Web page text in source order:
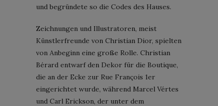
und begründete so die Codes des Hauses.
Zeichnungen und Illustratoren, meist
Künstlerfreunde von Christian Dior, spielten
von Anbeginn eine große Rolle. Christian
Bérard entwarf den Dekor für die Boutique,
die an der Ecke zur Rue François 1er
eingerichtet wurde, während Marcel Vértes
und Carl Erickson, der unter dem